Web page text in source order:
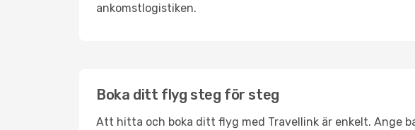
ankomstlogistiken.
Boka ditt flyg steg för steg
Att hitta och boka ditt flyg med Travellink är enkelt. Ange